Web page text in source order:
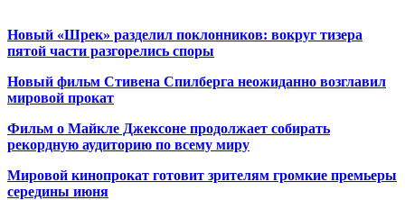
Новый «Шрек» разделил поклонников: вокруг тизера
пятой части разгорелись споры
Новый фильм Стивена Спилберга неожиданно возглавил
мировой прокат
Фильм о Майкле Джексоне продолжает собирать
рекордную аудиторию по всему миру
Мировой кинопрокат готовит зрителям громкие премьеры
середины июня